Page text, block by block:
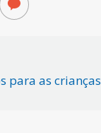
para as crianças